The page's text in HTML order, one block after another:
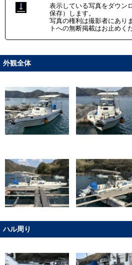
表示している写真をダウン
保存）します。
写真の権利は撮影者にあり
トへの無断掲載はお止めく
外観全体
ハル周り